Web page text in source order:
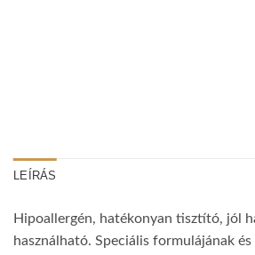
LEÍRÁS
Hipoallergén, hatékonyan tisztító, jól
használható. Speciális formulájának